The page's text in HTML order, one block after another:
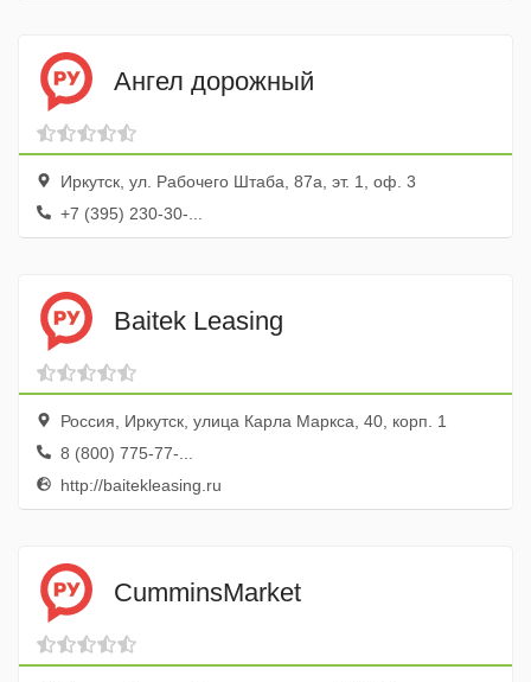
Ангел дорожный
Иркутск, ул. Рабочего Штаба, 87а, эт. 1, оф. 3
+7 (395) 230-30-...
Baitek Leasing
Россия, Иркутск, улица Карла Маркса, 40, корп. 1
8 (800) 775-77-...
http://baitekleasing.ru
CumminsMarket